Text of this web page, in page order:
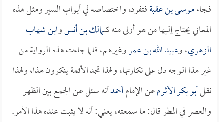
فجاءموسى بن عقبةفتفرد، واختصاصه في أبواب السير ومثل هذه
المعاني يحتاج إليها من هو أولى منه كــــمالك بن أنسوابن شهاب
الزهري، وعبيد الله بن عمروغيرهم، فلما جاءت هذه الرواية من
غير هذا الوجه دل على نكارتها، ولهذا تجد الأئمة ينكرون هذا، ولهذا
نقلأبو بكر الأثرمعن الإمامأحمدأنه سئل عن الجمع بين الظهر
والعصر في المطر قال: ما سمعته، يعني: أنه لا يثبت عنده هذا الأمر.